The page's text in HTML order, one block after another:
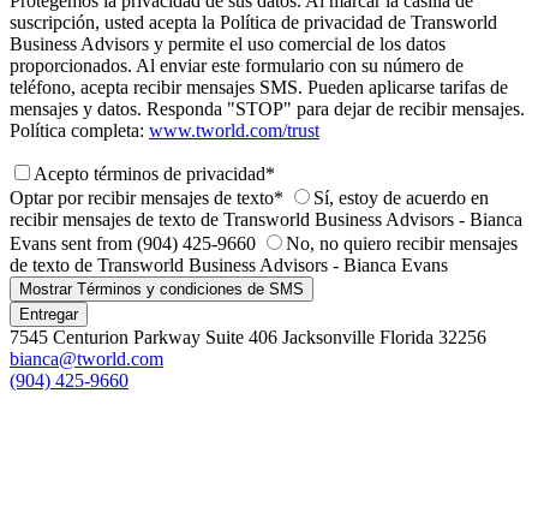
suscripción, usted acepta la Política de privacidad de Transworld
Business Advisors y permite el uso comercial de los datos
proporcionados. Al enviar este formulario con su número de
teléfono, acepta recibir mensajes SMS. Pueden aplicarse tarifas de
mensajes y datos. Responda "STOP" para dejar de recibir mensajes.
Política completa: www.tworld.com/trust
Acepto términos de privacidad*
Optar por recibir mensajes de texto*
Sí, estoy de acuerdo en
recibir mensajes de texto de Transworld Business Advisors - Bianca
Evans sent from (904) 425-9660
No, no quiero recibir mensajes
de texto de Transworld Business Advisors - Bianca Evans
Mostrar Términos y condiciones de SMS
Entregar
7545 Centurion Parkway Suite 406 Jacksonville Florida 32256
bianca@tworld.com
(904) 425-9660